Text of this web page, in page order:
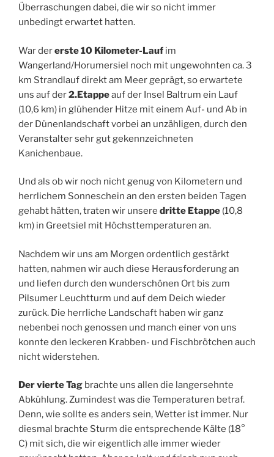
Überraschungen dabei, die wir so nicht immer
unbedingt erwartet hatten.
War dererste 10 Kilometer-Lauf im
Wangerland/Horumersiel noch mit ungewohnten ca. 3
km Strandlauf direkt am Meer geprägt, so erwartete
uns auf der2.Etappeauf der Insel Baltrum ein Lauf
(10,6 km) in glühender Hitze mit einem Auf- und Ab in
der Dünenlandschaft vorbei an unzähligen, durch den
Veranstalter sehr gut gekennzeichneten
Kanichenbaue.
Und als ob wir noch nicht genug von Kilometern und
herrlichem Sonneschein an den ersten beiden Tagen
gehabt hätten, traten wir unsere dritte Etappe (10,8
km) in Greetsiel mit Höchsttemperaturen an.
Nachdem wir uns am Morgen ordentlich gestärkt
hatten, nahmen wir auch diese Herausforderung an
und liefen durch den wunderschönen Ort bis zum
Pilsumer Leuchtturm und auf dem Deich wieder
zurück. Die herrliche Landschaft haben wir ganz
nebenbei noch genossen und manch einer von uns
konnte den leckeren Krabben- und Fischbrötchen auch
nicht widerstehen.
Der vierte Tag brachte uns allen die langersehnte
Abkühlung. Zumindest was die Temperaturen betraf.
Denn, wie sollte es anders sein, Wetter ist immer. Nur
diesmal brachte Sturm die entsprechende Kälte (18°
C) mit sich, die wir eigentlich alle immer wieder